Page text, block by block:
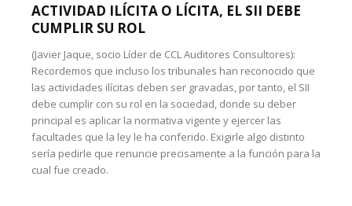
ACTIVIDAD ILÍCITA O LÍCITA, EL SII DEBE
CUMPLIR SU ROL
(Javier Jaque, socio Líder de CCL Auditores Consultores):
Recordemos que incluso los tribunales han reconocido que
las actividades ilícitas deben ser gravadas, por tanto, el SII
debe cumplir con su rol en la sociedad, donde su deber
principal es aplicar la normativa vigente y ejercer las
facultades que la ley le ha conferido. Exigirle algo distinto
sería pedirle que renuncie precisamente a la función para la
cual fue creado.